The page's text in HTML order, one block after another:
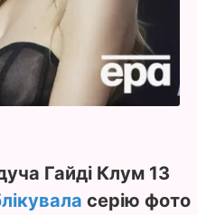
Гайді Клум 13
серію фото